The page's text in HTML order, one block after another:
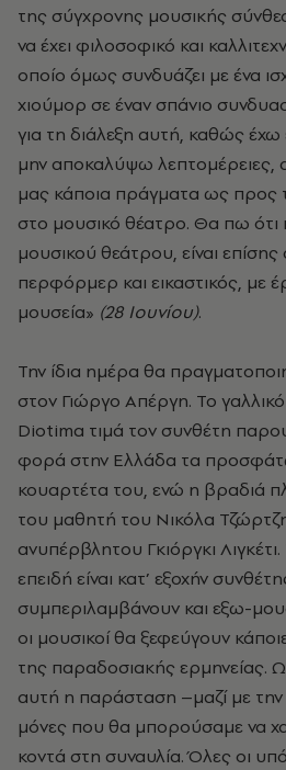
της σύγχρονης μουσικής
να έχει φιλοσοφικό και
οποίο όμως συνδυάζει με ένα
χιούμορ σε έναν σπάνιο
για τη διάλεξη αυτή, καθώς έχω
μην αποκαλύψω λεπτομέρειες,
μας κάποια πράγματα ως προς
στο μουσικό θέατρο. Θα πω
μουσικού θεάτρου, είναι
περφόρμερ και εικαστικός, με
μουσεία» (28 Ιουνίου).
Την ίδια ημέρα θα
στον Γιώργο Απέργη. Το
Diotima τιμά τον συνθέτη
φορά στην Ελλάδα τα
κουαρτέτα του, ενώ η βραδιά
του μαθητή του Νικόλα
ανυπέρβλητου Γκιόργκι
επειδή είναι κατ’ εξοχήν
συμπεριλαμβάνουν και εξω-
οι μουσικοί θα ξεφεύγουν
της παραδοσιακής ερμηνείας.
αυτή η παράσταση –μαζί με την
μόνες που θα μπορούσαμε να
κοντά στη συναυλία. Όλες οι